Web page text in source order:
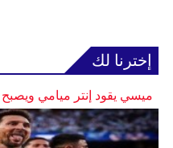
إخترنا لك
ميسي يقود إنتر ميامي ويصبح